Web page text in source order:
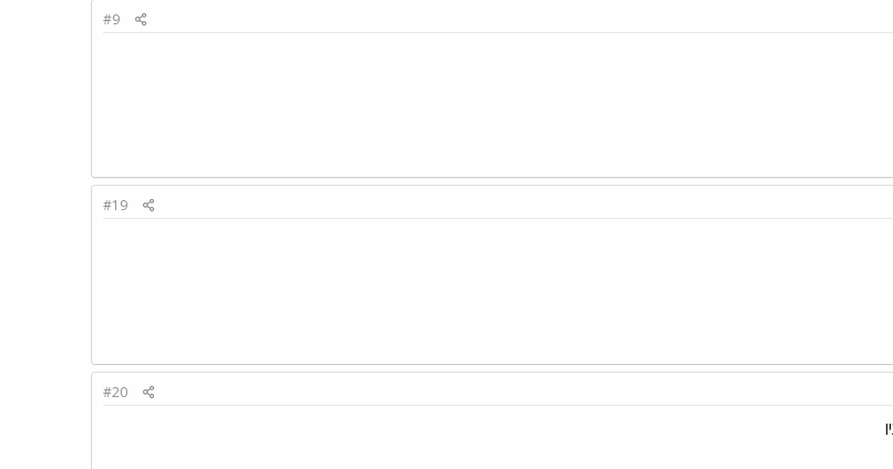
#9
#19
#20